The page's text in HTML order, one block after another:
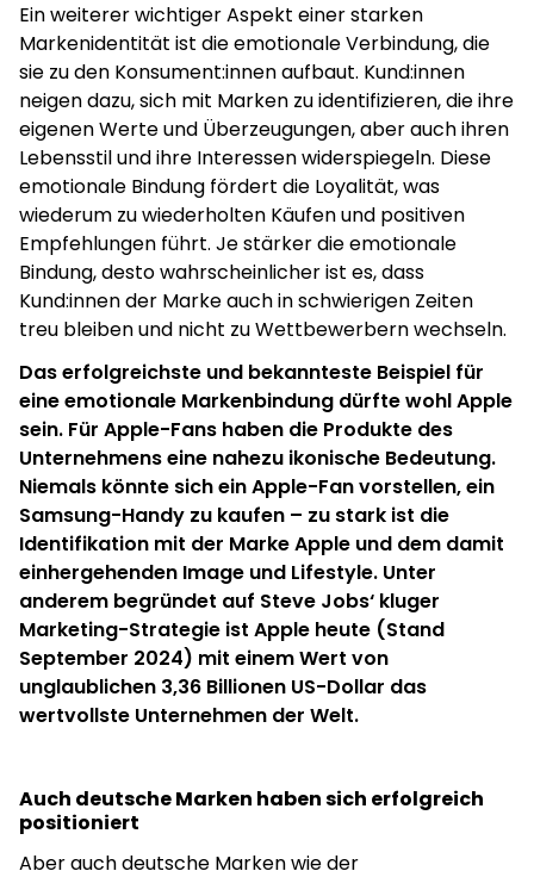
Ein weiterer wichtiger Aspekt einer starken
Markenidentität ist die emotionale Verbindung, die
sie zu den Konsument:innen aufbaut. Kund:innen
neigen dazu, sich mit Marken zu identifizieren, die ihre
eigenen Werte und Überzeugungen, aber auch ihren
Lebensstil und ihre Interessen widerspiegeln. Diese
emotionale Bindung fördert die Loyalität, was
wiederum zu wiederholten Käufen und positiven
Empfehlungen führt. Je stärker die emotionale
Bindung, desto wahrscheinlicher ist es, dass
Kund:innen der Marke auch in schwierigen Zeiten
treu bleiben und nicht zu Wettbewerbern wechseln.
Das erfolgreichste und bekannteste Beispiel für
eine emotionale Markenbindung dürfte wohl Apple
sein. Für Apple-Fans haben die Produkte des
Unternehmens eine nahezu ikonische Bedeutung.
Niemals könnte sich ein Apple-Fan vorstellen, ein
Samsung-Handy zu kaufen – zu stark ist die
Identifikation mit der Marke Apple und dem damit
einhergehenden Image und Lifestyle. Unter
anderem begründet auf Steve Jobs‘ kluger
Marketing-Strategie ist Apple heute (Stand
September 2024) mit einem Wert von
unglaublichen 3,36 Billionen US-Dollar das
wertvollste Unternehmen der Welt.
Auch deutsche Marken haben sich erfolgreich
positioniert
Aber auch deutsche Marken wie der